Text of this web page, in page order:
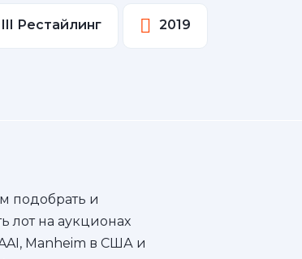
III Рестайлинг 2019
подобрать и
лот на аукционах
Manheim в США и